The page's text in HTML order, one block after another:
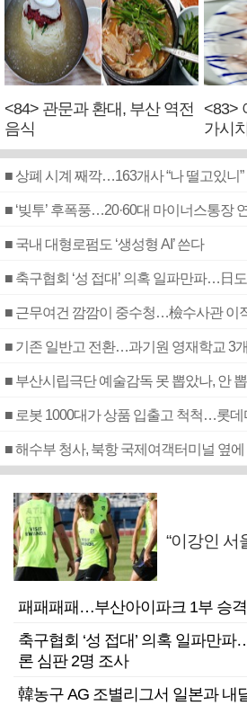
<84> 관문과 환대, 부산 역전
음식
<83>
가시치
■ 상폐 시계 째깍…163개사 “나 떨고있니”
■ ‘빚투’ 후폭풍…20·60대 마이너스통장
■ 국내 대형로펌도 ‘생성형 AI’ 쓴다
■ 근무여건 깜깜이 중수청…檢수사관 이
■ 기존 일반고 전환…과기원 영재학교 3
■ 부산시립극단 예술감독 못 뽑았나, 안
■ 로봇 1000대가 상품 입출고 척척…롯
■ 해수부 청사, 북항 국제여객터미널 옆
“이강인 서
패패패패…부산아이파크 1부 승
축구협회 ‘성 접대’ 의혹 일파만
론 심판 2명 조사
韓농구 AG 조별리그서 일본과 내